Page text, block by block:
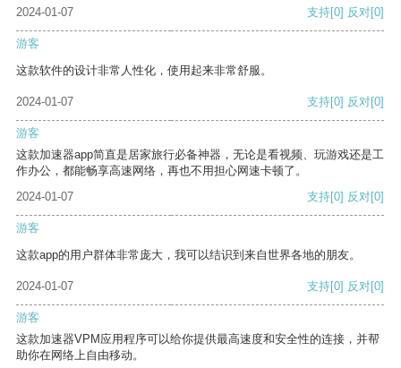
2024-01-07 支持[0] 反对[0]
游客
这款软件的设计非常人性化，使用起来非常舒服。
2024-01-07 支持[0] 反对[0]
游客
这款加速器app简直是居家旅行必备神器，无论是看视频、玩游戏还是工
作办公，都能畅享高速网络，再也不用担心网速卡顿了。
2024-01-07
支持[0] 反对[0]
游客
这款app的用户群体非常庞大，我可以结识到来自世界各地的朋友。
2024-01-07 支持[0] 反对[0]
游客
这款加速器VPM应用程序可以给你提供最高速度和安全性的连接，并帮
助你在网络上自由移动。